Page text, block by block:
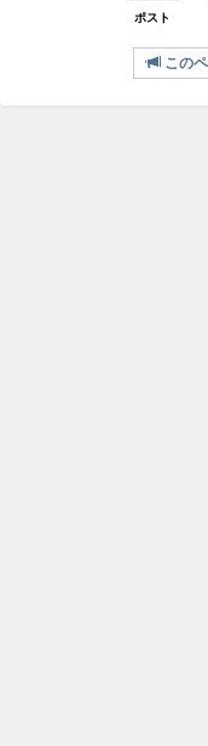
ポスト
このペ